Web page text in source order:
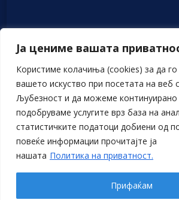
Ја цениме вашата
Користиме колачиња (cookies) за да
вашето искуство при посетата на веб
Љубезност и да можеме континуирано
подобруваме услугите врз база на
статистичките податоци добиени од
повеќе информации прочитајте ја
нашата Политика на приватност.
Прифаќам
Политика на
© Љубезност – Дела на подарување без
возврат
www.ljubeznost.mk